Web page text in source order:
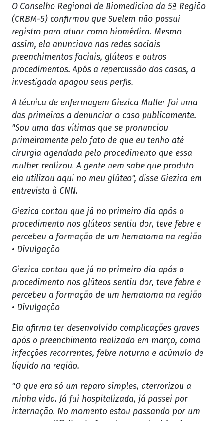
O Conselho Regional de Biomedicina da 5ª Região
(CRBM-5) confirmou que Suelem não possui
registro para atuar como biomédica. Mesmo
assim, ela anunciava nas redes sociais
preenchimentos faciais, glúteos e outros
procedimentos. Após a repercussão dos casos, a
investigada apagou seus perfis.
A técnica de enfermagem Giezica Muller foi uma
das primeiras a denunciar o caso publicamente.
"Sou uma das vítimas que se pronunciou
primeiramente pelo fato de que eu tenho até
cirurgia agendada pelo procedimento que essa
mulher realizou. A gente nem sabe que produto
ela utilizou aqui no meu glúteo", disse Giezica em
entrevista à CNN.
Giezica contou que já no primeiro dia após o
procedimento nos glúteos sentiu dor, teve febre e
percebeu a formação de um hematoma na região
• Divulgação
Giezica contou que já no primeiro dia após o
procedimento nos glúteos sentiu dor, teve febre e
percebeu a formação de um hematoma na região
• Divulgação
Ela afirma ter desenvolvido complicações graves
após o preenchimento realizado em março, como
infecções recorrentes, febre noturna e acúmulo de
líquido na região.
"O que era só um reparo simples, aterrorizou a
minha vida. Já fui hospitalizada, já passei por
internação. No momento estou passando por um